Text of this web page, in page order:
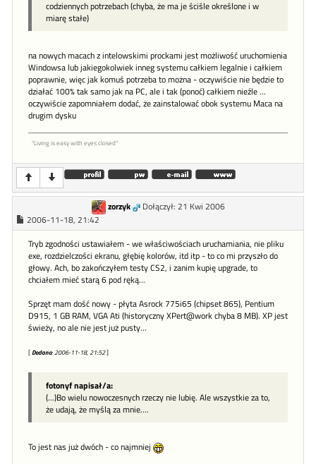
codziennych potrzebach (chyba, że ma je ściśle określone i w
miarę stałe)
na nowych macach z intelowskimi prockami jest możliwość uruchomienia
Windowsa lub jakiegokolwiek inneg systemu całkiem legalnie i całkiem
poprawnie, więc jak komuś potrzeba to można - oczywiście nie będzie to
działać 100% tak samo jak na PC, ale i tak (ponoć) całkiem nieźle ...
oczywiście zapomniałem dodać, że zainstalować obok systemu Maca na
drugim dysku
"Living is easy with eyes closed"
zorzyk
Dołączył: 21 Kwi 2006
2006-11-18, 21:42
Tryb zgodności ustawiałem - we właściwościach uruchamiania, nie pliku
exe, rozdzielczości ekranu, głębię kolorów, itd itp - to co mi przyszło do
głowy. Ach, bo zakończyłem testy CS2, i zanim kupię upgrade, to
chciałem mieć starą 6 pod ręką...
Sprzęt mam dość nowy - płyta Asrock 775i65 (chipset 865), Pentium
D915, 1 GB RAM, VGA Ati (historyczny XPert@work chyba 8 MB). XP jest
świeży, no ale nie jest już pusty...
[Dodano: 2006-11-18, 21:52]
fotonyf napisał/a:
(...)Bo wielu nowoczesnych rzeczy nie lubię. Ale wszystkie za to,
że udają, że myślą za mnie....
To jest nas już dwóch - co najmniej